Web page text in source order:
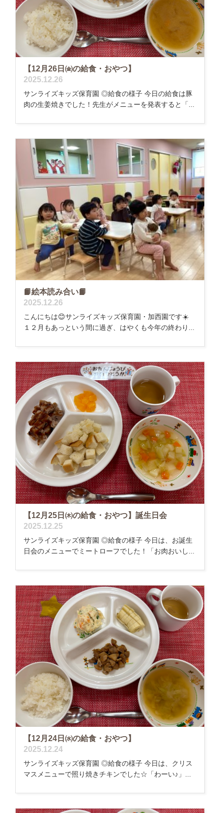
【12月26日㈮の給食・おやつ】
2025.12.26
サンライズキッズ保育園 ◎給食の様子 今日の給食は豚
肉の生姜焼きでした！先生がメニューを発表すると「...
📙絵本読み合い📙
2025.12.26
こんにちは😊サンライズキッズ保育園・加西園です☀️
１２月もあっという間に過ぎ、はやくも今年の終わり...
【12月25日㈭の給食・おやつ】誕生日会
2025.12.25
サンライズキッズ保育園 ◎給食の様子 今日は、お誕生
日会のメニューでミートローフでした！「お肉おいし...
【12月24日㈬の給食・おやつ】
2025.12.24
サンライズキッズ保育園 ◎給食の様子 今日は、クリス
マスメニューで照り焼きチキンでした☆「わーい♪」...